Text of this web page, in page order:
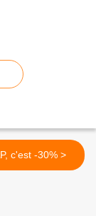
Chez GAP, c'est -30% >